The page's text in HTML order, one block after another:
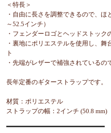
＜特長＞
・自由に長さを調整できるので、
～52.5インチ）
・フェンダーロゴとヘッドストッ
・裏地にポリエステルを使用し、
ト
・先端がレザーで補強されている
長年定番のギターストラップです。
材質：ポリエステル
ストラップの幅：2インチ (50.8 mm)